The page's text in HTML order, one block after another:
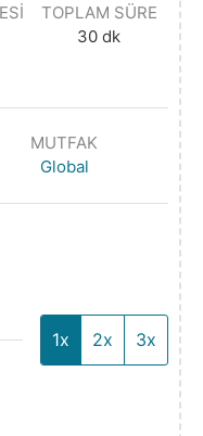
TOPLAM SÜRE
30 dk
MUTFAK
Global
1x 2x 3x